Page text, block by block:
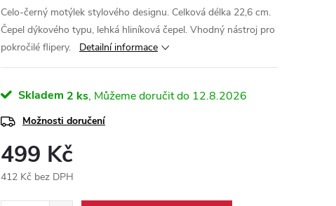
Celo-černý motýlek stylového designu. Celková délka 22,6 cm.
Čepel dýkového typu, lehká hliníková čepel. Vhodný nástroj pro
pokročilé flipery.
Detailní informace
Skladem 2 ks 12.8.2026
Možnosti doručení
499 Kč
412 Kč bez DPH